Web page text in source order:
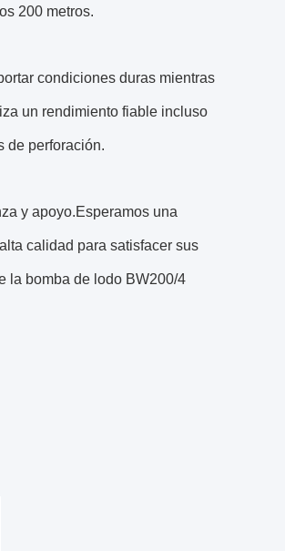
200 metros.
condiciones duras mientras
un rendimiento fiable incluso
de perforación.
y apoyo.Esperamos una
calidad para satisfacer sus
la bomba de lodo BW200/4